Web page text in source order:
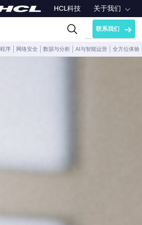
HCL科技 关于我们
联系我们
序 网络安全 数据与分析 AI与智能运营 全方位体验